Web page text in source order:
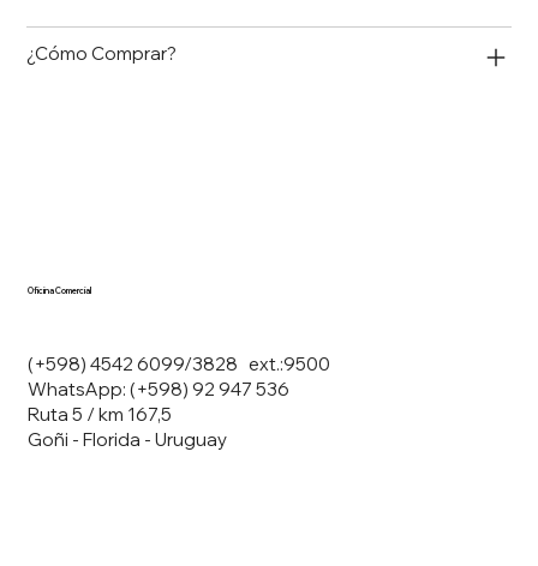
¿Cómo Comprar?
(+598) 4542 6099/3828 ext.:9500
WhatsApp: (+598) 92 947 536
Ruta 5 / km 167,5
Goñi - Florida - Uruguay
Oficina Comercial